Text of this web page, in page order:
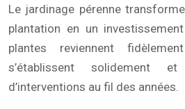
Le jardinage pérenne
plantation en un
plantes reviennent
s’établissent solidement
d’interventions au fil des années.